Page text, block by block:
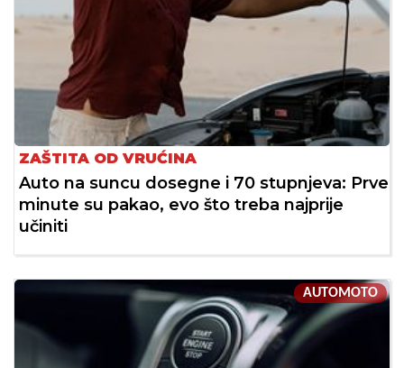
ZAŠTITA OD VRUĆINA
Auto na suncu dosegne i 70 stupnjeva: Prve
minute su pakao, evo što treba najprije
učiniti
AUTOMOTO